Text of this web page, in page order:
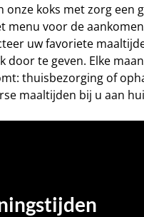
koks met zorg
menu voor de
uw favoriete
te geven. Elke
thuisbezorging of
maaltijden bij u aan